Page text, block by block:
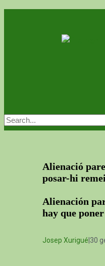
Alienació
posar-hi remei
Alienación
hay que
Josep Xurigué |30